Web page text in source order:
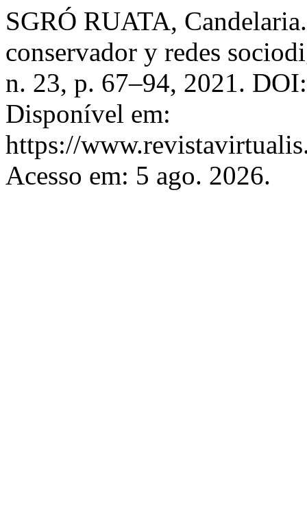
SGRÓ RUATA,
conservador y redes
n. 23, p. 67–94, 2021.
Disponível em:
https://
Acesso em: 5 ago. 2026.